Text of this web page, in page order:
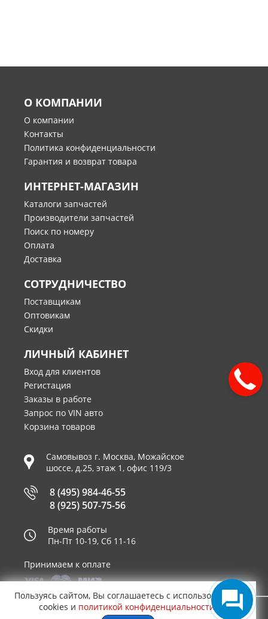
О КОМПАНИИ
О компании
Контакты
Политика конфиденциальности
Гарантия и возврат товара
ИНТЕРНЕТ-МАГАЗИН
Каталоги запчастей
Производители запчастей
Поиск по номеру
Оплата
Доставка
СОТРУДНИЧЕСТВО
Поставщикам
Оптовикам
Скидки
ЛИЧНЫЙ КАБИНЕТ
Вход для клиентов
Регистация
Заказы в работе
Запрос по VIN авто
Корзина товаров
Самовывоз г. Москва, Можайское
шоссе, д.25, этаж 1, офис 119/3
8 (495) 984-46-55
8 (925) 507-75-56
Время работы
Пн-Пт 10-19, Сб 11-16
Принимаем к оплате
© 2003—2026AUTO2.RU™ интернет магазин
Пользуясь сайтом, Вы соглашаетесь с использованием
cookies и политикой конфиденциальности